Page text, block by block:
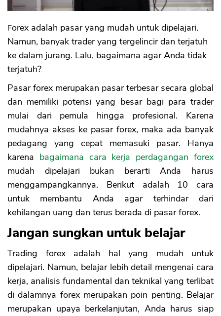
Forex adalah pasar yang mudah untuk dipelajari.
Namun, banyak trader yang tergelincir dan terjatuh
ke dalam jurang. Lalu, bagaimana agar Anda tidak
terjatuh?
Pasar forex merupakan pasar terbesar secara global
dan memiliki potensi yang besar bagi para trader
mulai dari pemula hingga profesional. Karena
mudahnya akses ke pasar forex, maka ada banyak
pedagang yang cepat memasuki pasar. Hanya
karena bagaimana cara kerja perdagangan forex
mudah dipelajari bukan berarti Anda harus
menggampangkannya. Berikut adalah 10 cara
untuk membantu Anda agar terhindar dari
kehilangan uang dan terus berada di pasar forex.
Jangan sungkan untuk belajar
Trading forex adalah hal yang mudah untuk
dipelajari. Namun, belajar lebih detail mengenai cara
kerja, analisis fundamental dan teknikal yang terlibat
di dalamnya forex merupakan poin penting. Belajar
merupakan upaya berkelanjutan, Anda harus siap